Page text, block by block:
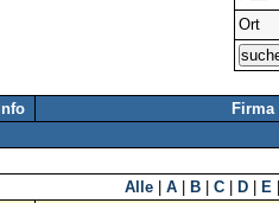
Ort
Info Firma
Alle A B C D E